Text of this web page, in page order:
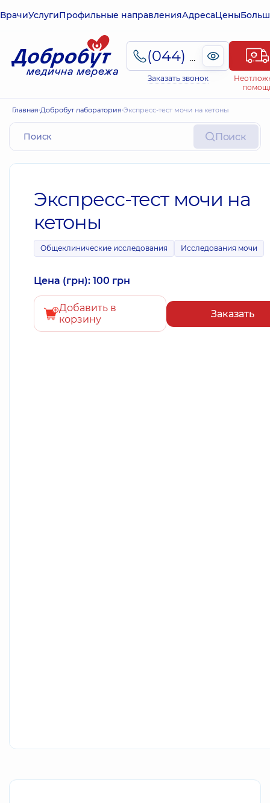
ВрачиУслугиПрофильные направленияАдресаЦены
(044) 495-2-888
Заказать звонок
Главная Добробут лаборатория Экспресс-тест мочи на кетоны
Поиск
Экспресс-тест мочи на
кетоны
Общеклинические исследования Исследования мочи
Цена (грн): 100 грн
Добавить в
корзину
Заказать